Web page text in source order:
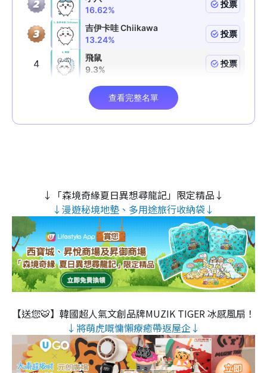
↓「森境奇緣夏日異想尋龍記」限定精品↓
↓漫遊秘境地墊、多用途旅行收納袋↓
【送您🐯】韓國超人氣文創品牌MUZIK TIGER 冰感風扇！
↓將萌虎嘅慵懶療癒帶返屋企↓